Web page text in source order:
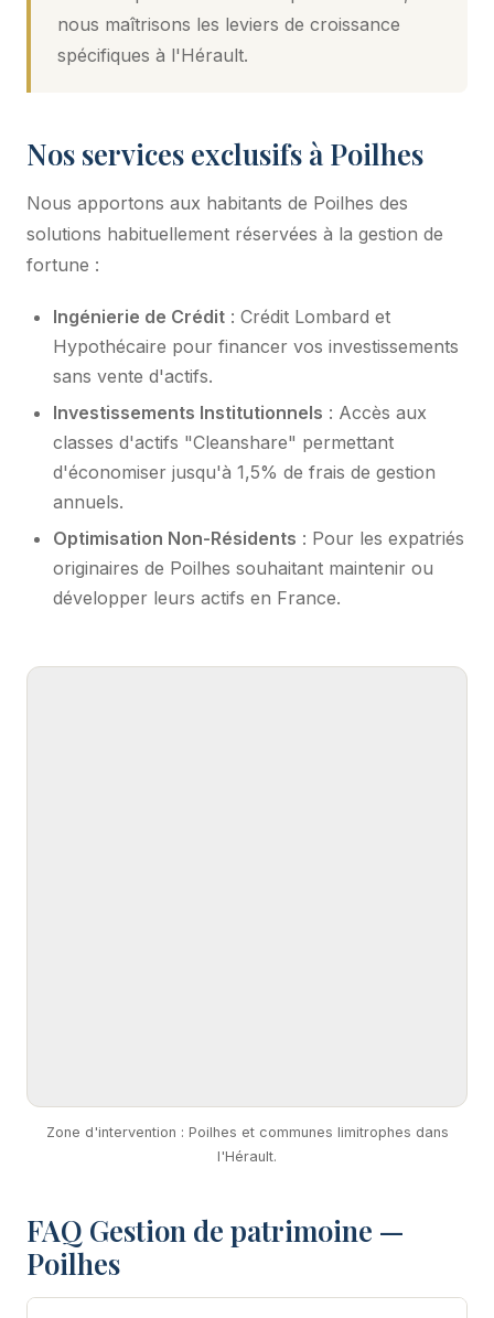
nous maîtrisons les leviers de croissance
spécifiques à l'Hérault.
Nos services exclusifs à Poilhes
Nous apportons aux habitants de Poilhes des
solutions habituellement réservées à la gestion de
fortune :
Ingénierie de Crédit : Crédit Lombard et
Hypothécaire pour financer vos investissements
sans vente d'actifs.
Investissements Institutionnels : Accès aux
classes d'actifs "Cleanshare" permettant
d'économiser jusqu'à 1,5% de frais de gestion
annuels.
Optimisation Non-Résidents : Pour les expatriés
originaires de Poilhes souhaitant maintenir ou
développer leurs actifs en France.
Zone d'intervention : Poilhes et communes limitrophes dans
l'Hérault.
FAQ Gestion de patrimoine —
Poilhes